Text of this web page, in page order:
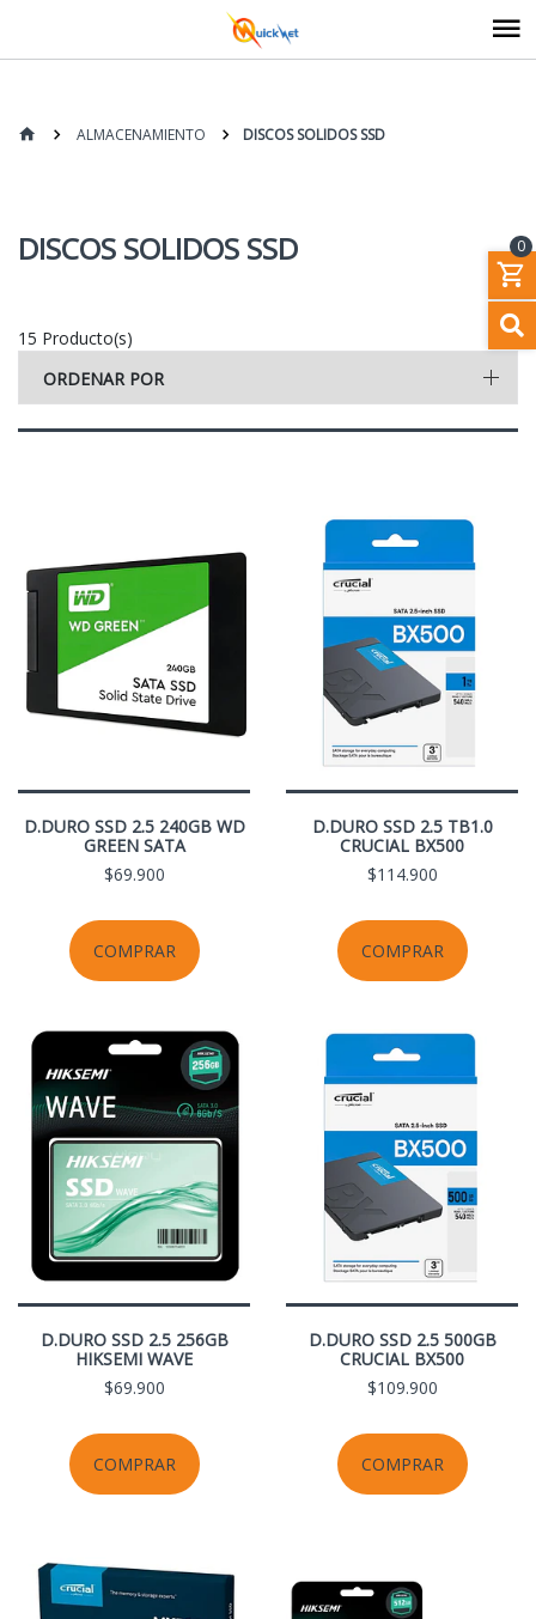
0
ALMACENAMIENTO DISCOS SOLIDOS SSD
DISCOS SOLIDOS SSD
15 Producto(s)
ORDENAR POR
D.DURO SSD 2.5 240GB WD
GREEN SATA
$69.900
COMPRAR
D.DURO SSD 2.5 TB1.0
CRUCIAL BX500
$114.900
COMPRAR
D.DURO SSD 2.5 256GB
HIKSEMI WAVE
$69.900
COMPRAR
D.DURO SSD 2.5 500GB
CRUCIAL BX500
$109.900
COMPRAR